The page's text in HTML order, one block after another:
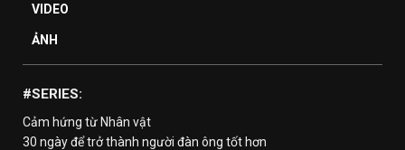
VIDEO
ẢNH
#SERIES:
Cảm hứng từ Nhân vật
30 ngày để trở thành người đàn ông tốt hơn